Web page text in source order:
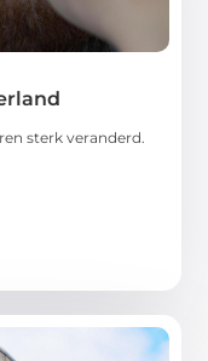
sterk veranderd.